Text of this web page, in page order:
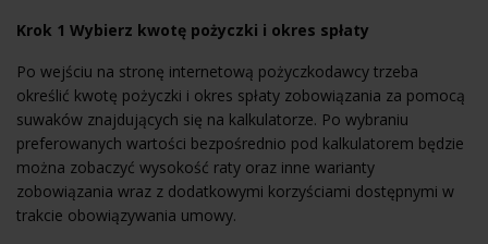
Krok 1 Wybierz kwotę pożyczki i okres spłaty
Po wejściu na stronę internetową pożyczkodawcy trzeba
określić kwotę pożyczki i okres spłaty zobowiązania za pomocą
suwaków znajdujących się na kalkulatorze. Po wybraniu
preferowanych wartości bezpośrednio pod kalkulatorem będzie
można zobaczyć wysokość raty oraz inne warianty
zobowiązania wraz z dodatkowymi korzyściami dostępnymi w
trakcie obowiązywania umowy.